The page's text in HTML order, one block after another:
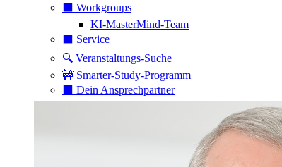
⬛️ Workgroups
KI-MasterMind-Team
⬛️ Service
🔍 Veranstaltungs-Suche
🚧 Smarter-Study-Programm
⬛️ Dein Ansprechpartner